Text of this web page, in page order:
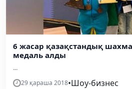
6 жасар қазақстандық
медаль алды
...
29 қараша 2018•Шоу-бизнес